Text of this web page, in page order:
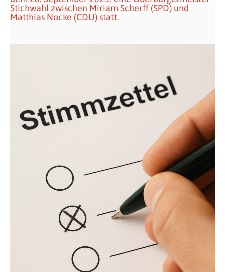
Stichwahl zwischen Miriam Scherff (SPD) und
Matthias Nocke (CDU) statt.